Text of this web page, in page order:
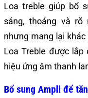
Loa treble giúp bổ
sáng, thoáng và
nhưng mang lại
Loa Treble được
hiệu ứng âm thanh
Bổ sung Ampli để